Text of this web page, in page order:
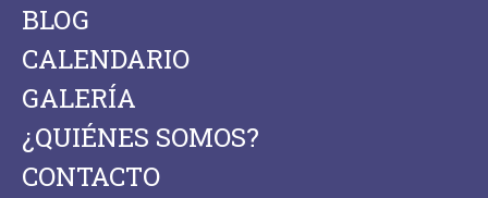
BLOG
CALENDARIO
GALERÍA
¿QUIÉNES SOMOS?
CONTACTO